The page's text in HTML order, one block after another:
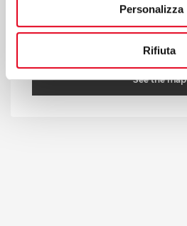
Personalizza
Rifiuta
+39 049 95 88 700
F +39 049 95 88 799
See the map